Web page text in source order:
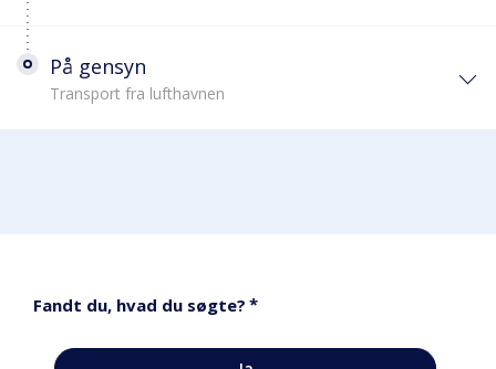
På gensyn
Transport fra lufthavnen
Fandt du, hvad du søgte? *